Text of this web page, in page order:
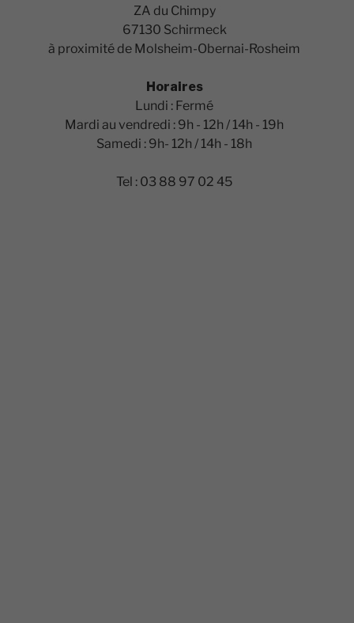
ZA du Chimpy
67130 Schirmeck
à proximité de Molsheim-Obernai-Rosheim
Horaires
Lundi : Fermé
Mardi au vendredi : 9h - 12h / 14h - 19h
Samedi : 9h- 12h / 14h - 18h
Tel : 03 88 97 02 45